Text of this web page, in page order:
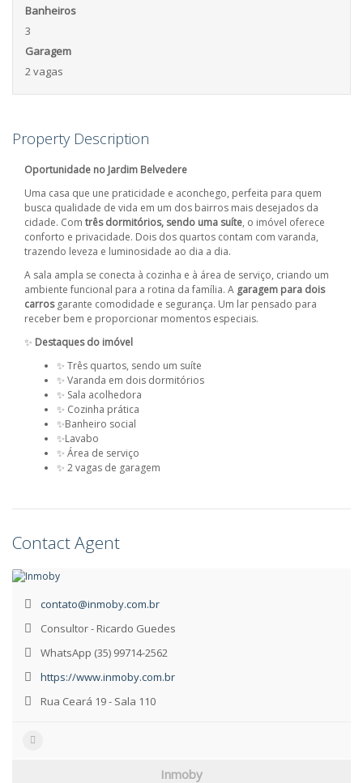
Banheiros
3
Garagem
2 vagas
Property Description
Oportunidade no Jardim Belvedere
Uma casa que une praticidade e aconchego, perfeita para quem
busca qualidade de vida em um dos bairros mais desejados da
cidade. Com três dormitórios, sendo uma suíte, o imóvel oferece
conforto e privacidade. Dois dos quartos contam com varanda,
trazendo leveza e luminosidade ao dia a dia.
A sala ampla se conecta à cozinha e à área de serviço, criando um
ambiente funcional para a rotina da família. A garagem para dois
carrosgarante comodidade e segurança. Um lar pensado para
receber bem e proporcionar momentos especiais.
✨ Destaques do imóvel
✨ Três quartos, sendo um suíte
✨ Varanda em dois dormitórios
✨ Sala acolhedora
✨ Cozinha prática
✨Banheiro social
✨Lavabo
✨ Área de serviço
✨ 2 vagas de garagem
Contact Agent
contato@inmoby.com.br
Consultor - Ricardo Guedes
WhatsApp (35) 99714-2562
https://www.inmoby.com.br
Rua Ceará 19 - Sala 110
Inmoby